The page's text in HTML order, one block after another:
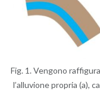
Fig. 1. Ven­go­no
l’al­lu­vio­ne pro­pria (a),